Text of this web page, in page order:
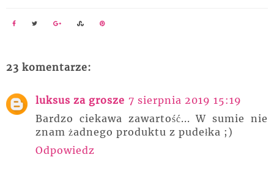
23 komentarze:
luksus za grosze 7 sierpnia 2019 15:19
Bardzo ciekawa zawartość... W sumie nie
znam żadnego produktu z pudełka ;)
Odpowiedz